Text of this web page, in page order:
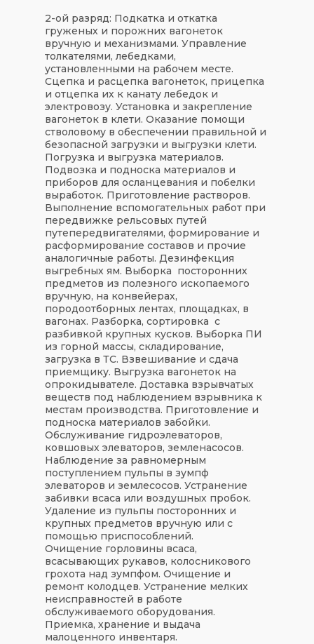
2-ой разряд: Подкатка и откатка
груженых и порожних вагонеток
вручную и механизмами. Управление
толкателями, лебедками,
установленными на рабочем месте.
Сцепка и расцепка вагонеток, прицепка
и отцепка их к канату лебедок и
электровозу. Установка и закрепление
вагонеток в клети. Оказание помощи
стволовому в обеспечении правильной и
безопасной загрузки и выгрузки клети.
Погрузка и выгрузка материалов.
Подвозка и подноска материалов и
приборов для осланцевания и побелки
выработок. Приготовление растворов.
Выполнение вспомогательных работ при
передвижке рельсовых путей
путепередвигателями, формирование и
расформирование составов и прочие
аналогичные работы. Дезинфекция
выгребных ям. Выборка посторонних
предметов из полезного ископаемого
вручную, на конвейерах,
породоотборных лентах, площадках, в
вагонах. Разборка, сортировка с
разбивкой крупных кусков. Выборка ПИ
из горной массы, складирование,
загрузка в ТС. Взвешивание и сдача
приемщику. Выгрузка вагонеток на
опрокидывателе. Доставка взрывчатых
веществ под наблюдением взрывника к
местам производства. Приготовление и
подноска материалов забойки.
Обслуживание гидроэлеваторов,
ковшовых элеваторов, земленасосов.
Наблюдение за равномерным
поступлением пульпы в зумпф
элеваторов и землесосов. Устранение
забивки всаса или воздушных пробок.
Удаление из пульпы посторонних и
крупных предметов вручную или с
помощью приспособлений.
Очищение горловины всаса,
всасывающих рукавов, колосникового
грохота над зумпфом. Очищение и
ремонт колодцев. Устранение мелких
неисправностей в работе
обслуживаемого оборудования.
Приемка, хранение и выдача
малоценного инвентаря.